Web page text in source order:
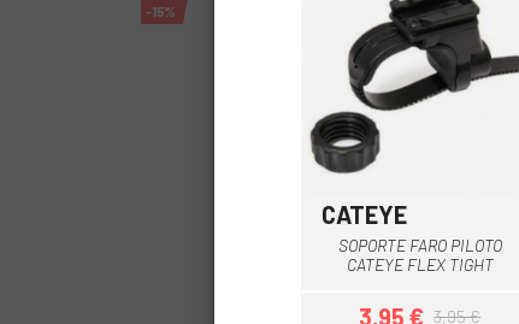
-15%
CATEYE
SOPORTE FARO PILOTO
CATEYE FLEX TIGHT
3,95 € 3,95 €